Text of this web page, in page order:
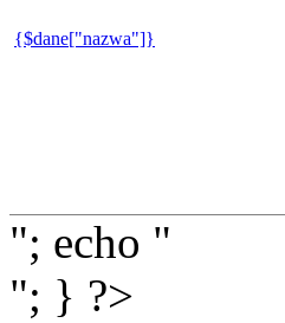
{$dane["nazwa"]}
"; echo "
"; } ?>